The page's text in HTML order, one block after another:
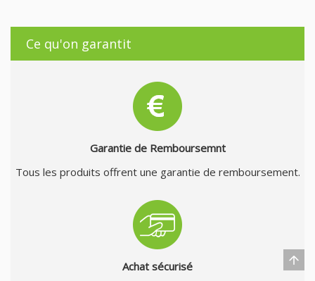
Ce qu'on garantit
Garantie de Remboursemnt
Tous les produits offrent une garantie de remboursement.
Achat sécurisé